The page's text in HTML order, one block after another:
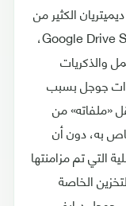
الكثير من
النقاش عندما أطلق منشورًا بعنوان Google Drive Sucks،
والذكريات
جوجل بسبب
«ملفاته» من
به، دون أن
التي تم مزامنتها
الخاصة